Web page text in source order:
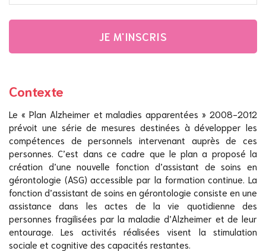
JE M'INSCRIS
Contexte
Le « Plan Alzheimer et maladies apparentées » 2008-2012
prévoit une série de mesures destinées à développer les
compétences de personnels intervenant auprès de ces
personnes. C’est dans ce cadre que le plan a proposé la
création d’une nouvelle fonction d’assistant de soins en
gérontologie (ASG) accessible par la formation continue. La
fonction d’assistant de soins en gérontologie consiste en une
assistance dans les actes de la vie quotidienne des
personnes fragilisées par la maladie d’Alzheimer et de leur
entourage. Les activités réalisées visent la stimulation
sociale et cognitive des capacités restantes.